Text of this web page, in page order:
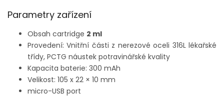
Parametry zařízení
Obsah cartridge 2 ml
Provedení: Vnitřní části z nerezové oceli 316L lékařské
třídy, PCTG náustek potravinářské kvality
Kapacita baterie: 300 mAh
Velikost: 105 x 22 × 10 mm
micro-USB port